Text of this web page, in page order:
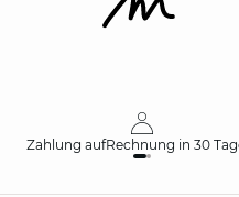
Zahlung aufRechnung in 30